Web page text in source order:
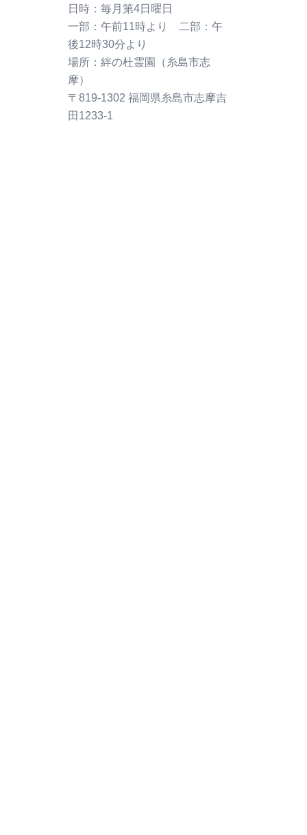
〒819-1302 福岡県糸島市志摩吉
田1233-1